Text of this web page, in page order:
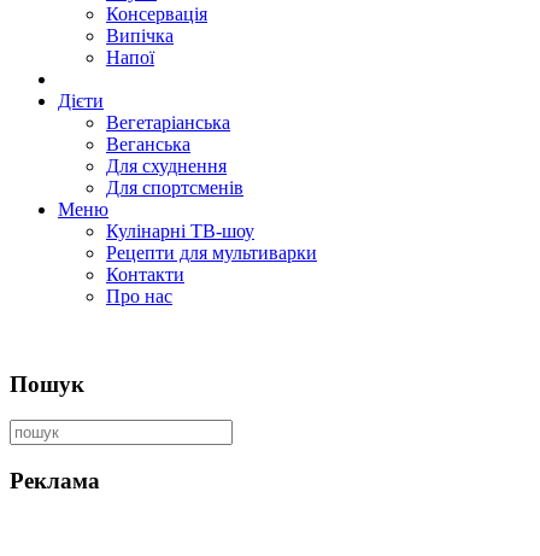
Консервація
Випічка
Напої
Дієти
Вегетаріанська
Веганська
Для схуднення
Для спортсменів
Меню
Кулінарні ТВ-шоу
Рецепти для мультиварки
Контакти
Про нас
Пошук
Реклама